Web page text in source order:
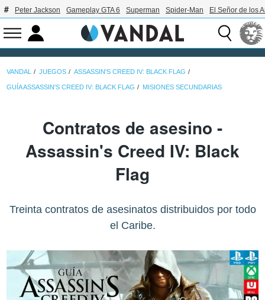
Peter Jackson Gameplay GTA 6 Superman Spider-Man El Señor de los
VANDAL JUEGOS ASSASSIN'S CREED IV: BLACK FLAG
GUÍA ASSASSIN'S CREED IV: BLACK FLAG MISIONES SECUNDARIAS
Contratos de asesino -
Assassin's Creed IV: Black
Flag
Treinta contratos de asesinatos distribuidos por todo
el Caribe.